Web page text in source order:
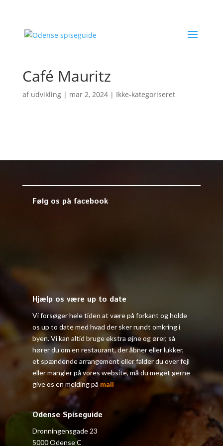
Café Mauritz
af udvikling| mar 2, 2024| Ikke-kategoriseret
Følg os på facebook
Hjælp os være up to date
Vi forsøger hele tiden at være på forkant og holde
os up to date med hvad der sker rundt omkring i
byen. Vi kan altid bruge ekstra øjne og ører, så
hører du om en restaurant, der åbner eller lukker,
et spændende arrangement eller falder du over fejl
eller mangler på vores website, må du meget gerne
give os en melding på mail
Odense Spiseguide
Dronningensgade 23
5000 Odense C